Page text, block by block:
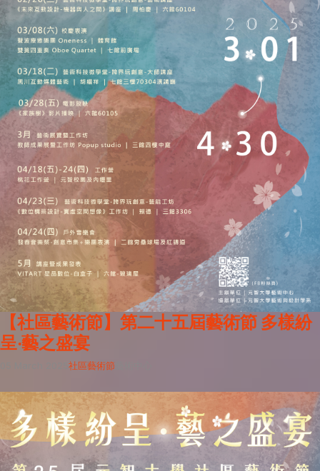
【社區藝術節】第二十五屆藝術節 多樣紛
呈‧藝之盛宴
社區藝術節